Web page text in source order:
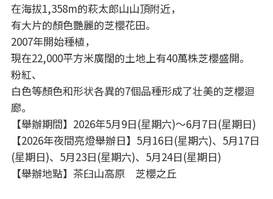
在海拔1,358m的萩太郎山山頂附近，
有大片的顏色艷麗的芝櫻花田。
2007年開始種植，
現在22,000平方米廣闊的土地上有40萬株芝櫻盛開。
粉紅、
白色等顏色和形状各異的7個品種形成了壮美的芝櫻迴
廊。
【舉辦期間】2026年5月9日(星期六)～6月7日(星期日)
【2026年夜間亮燈舉辦日】5月16日(星期六)、5月17日
(星期日)、5月23日(星期六)、5月24日(星期日)
【舉辦地點】茶臼山高原 芝櫻之丘